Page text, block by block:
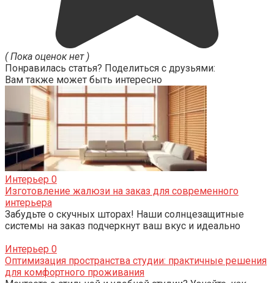
( Пока оценок нет )
Понравилась статья? Поделиться с друзьями:
Вам также может быть интересно
Интерьер 0
Изготовление жалюзи на заказ для современного
интерьера
Забудьте о скучных шторах! Наши солнцезащитные
системы на заказ подчеркнут ваш вкус и идеально
Интерьер 0
Оптимизация пространства студии: практичные решения
для комфортного проживания